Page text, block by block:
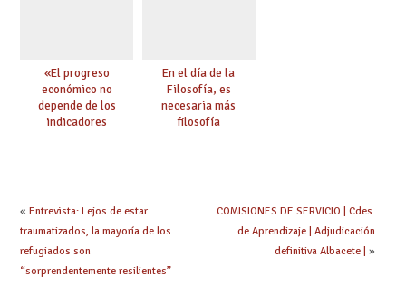
«El progreso
económico no
depende de los
indicadores
En el día de la
Filosofía, es
necesaria más
filosofía
« Entrevista: Lejos de estar
traumatizados, la mayoría de los
refugiados son
“sorprendentemente resilientes”
COMISIONES DE SERVICIO | Cdes.
de Aprendizaje | Adjudicación
definitiva Albacete | »